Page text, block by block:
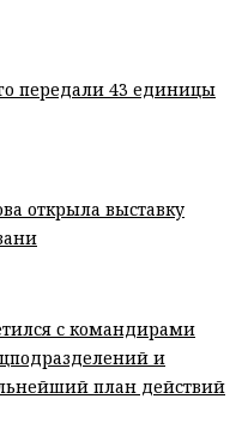
передали 43 единицы
открыла выставку
с командирами
и
план действий